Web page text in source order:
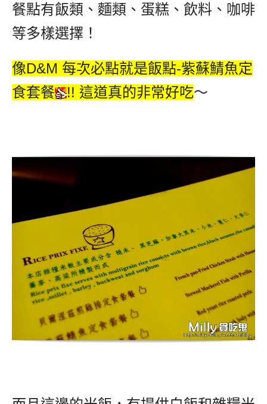
餐點有飯類、麵類、蛋糕、飲料、咖啡
等多樣選擇！
像D&M 每次必點就是飯點-紫蘇鯖魚定
食套餐
!! 這道真的非常好吃～